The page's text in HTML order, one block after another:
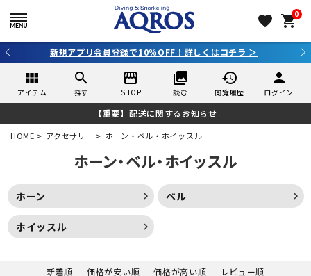
favorite 0
shopping_cart
10％OFF！詳しくはコチラ ＞ 3,980円（税込）以
view_module
アイテム
search
探す
storefront
SHOP
collections
読む
history
閲覧履歴
person
ログイン
【重要】配送に関するお知らせ
HOME アクセサリー ホーン・ベル・ホイッスル
ホーン・ベル・ホイッスル
ホーン ベル
ホイッスル
新着順 価格が安い順 価格が高い順 レビュー順